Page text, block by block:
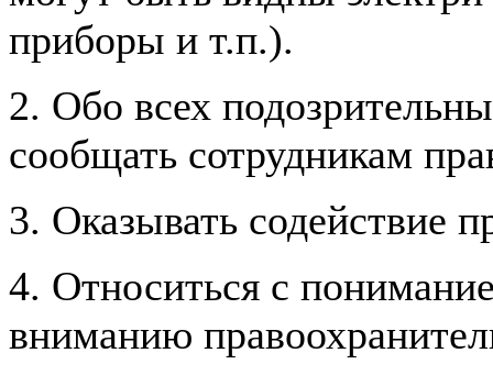
приборы и т.п.).
2. Обо всех
сообщать сотрудникам
3. Оказывать содействие
4. Относиться с
вниманию